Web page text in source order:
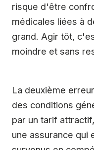
risque d'être
médicales liées à
grand. Agir tôt,
moindre et sans
La deuxième
des conditions
par un tarif
une assurance qui